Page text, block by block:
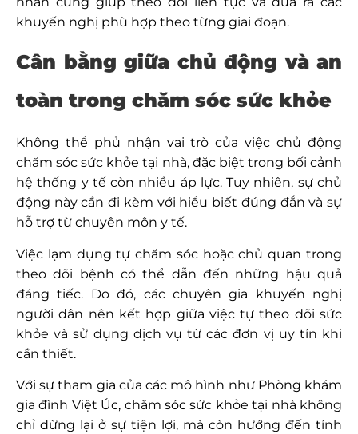
khuyến nghị phù hợp theo từng giai đoạn.
Cân bằng giữa chủ động và an
toàn trong chăm sóc sức khỏe
Không thể phủ nhận vai trò của việc chủ động
chăm sóc sức khỏe tại nhà, đặc biệt trong bối cảnh
hệ thống y tế còn nhiều áp lực. Tuy nhiên, sự chủ
động này cần đi kèm với hiểu biết đúng đắn và sự
hỗ trợ từ chuyên môn y tế.
Việc lạm dụng tự chăm sóc hoặc chủ quan trong
theo dõi bệnh có thể dẫn đến những hậu quả
đáng tiếc. Do đó, các chuyên gia khuyến nghị
người dân nên kết hợp giữa việc tự theo dõi sức
khỏe và sử dụng dịch vụ từ các đơn vị uy tín khi
cần thiết.
Với sự tham gia của các mô hình như Phòng khám
gia đình Việt Úc, chăm sóc sức khỏe tại nhà không
chỉ dừng lại ở sự tiện lợi, mà còn hướng đến tính